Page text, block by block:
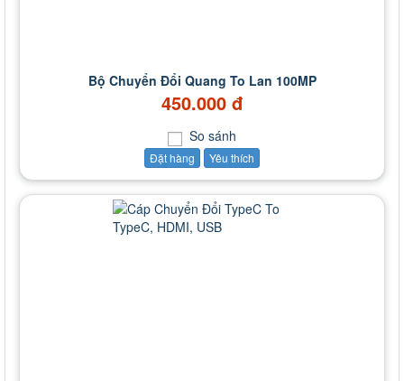
Bộ Chuyển Đổi Quang To Lan 100MP
450.000 đ
So sánh
Đặt hàng Yêu thích